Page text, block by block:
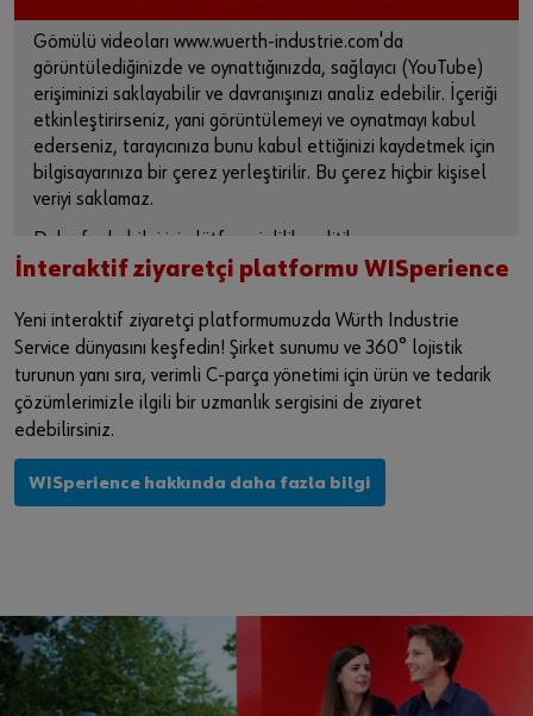
Gömülü videoları www.wuerth-industrie.com'da
görüntülediğinizde ve oynattığınızda, sağlayıcı (YouTube)
erişiminizi saklayabilir ve davranışınızı analiz edebilir. İçeriği
etkinleştirirseniz, yani görüntülemeyi ve oynatmayı kabul
ederseniz, tarayıcınıza bunu kabul ettiğinizi kaydetmek için
bilgisayarınıza bir çerez yerleştirilir. Bu çerez hiçbir kişisel
veriyi saklamaz.
Daha fazla bilgi için lütfen gizlilik politikamıza ve çerez
sayfamıza bakın .
İÇERİĞİ ETKİNLEŞTİR
Videoya doğrudan sağlayıcının platformundan erişmek için
bu bağlantıyı da kullanabilirsiniz:
https://youtu.be/eHosqPGHsj4
İnteraktif ziyaretçi platformu WISperience
Yeni interaktif ziyaretçi platformumuzda Würth Industrie
Service dünyasını keşfedin! Şirket sunumu ve 360° lojistik
turunun yanı sıra, verimli C-parça yönetimi için ürün ve tedarik
çözümlerimizle ilgili bir uzmanlık sergisini de ziyaret
edebilirsiniz.
WISperience hakkında daha fazla bilgi